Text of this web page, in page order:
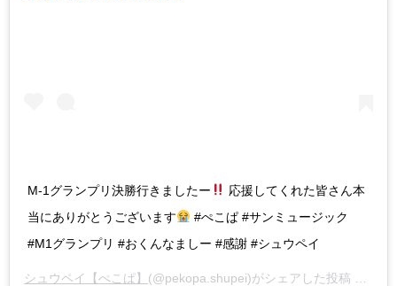
M-1グランプリ決勝行きましたー
応援してくれた皆さん本
当にありがとうございます
#ぺこぱ #サンミュージック
#M1グランプリ #おくんなましー #感謝 #シュウペイ
シュウペイ【ぺこぱ】 (@pekopa.shupei)がシェアした投稿 –